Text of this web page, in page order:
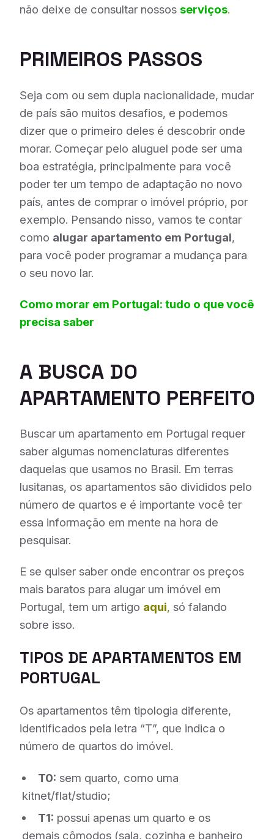
não deixe de consultar nossos serviços.
PRIMEIROS PASSOS
Seja com ou sem dupla nacionalidade, mudar
de país são muitos desafios, e podemos
dizer que o primeiro deles é descobrir onde
morar. Começar pelo aluguel pode ser uma
boa estratégia, principalmente para você
poder ter um tempo de adaptação no novo
país, antes de comprar o imóvel próprio, por
exemplo. Pensando nisso, vamos te contar
como alugar apartamento em Portugal,
para você poder programar a mudança para
o seu novo lar.
Como morar em Portugal: tudo o que você
precisa saber
A BUSCA DO
APARTAMENTO PERFEITO
Buscar um apartamento em Portugal requer
saber algumas nomenclaturas diferentes
daquelas que usamos no Brasil. Em terras
lusitanas, os apartamentos são divididos pelo
número de quartos e é importante você ter
essa informação em mente na hora de
pesquisar.
E se quiser saber onde encontrar os preços
mais baratos para alugar um imóvel em
Portugal, tem um artigo aqui, só falando
sobre isso.
TIPOS DE APARTAMENTOS EM
PORTUGAL
Os apartamentos têm tipologia diferente,
identificados pela letra “T”, que indica o
número de quartos do imóvel.
T0: sem quarto, como uma
kitnet/flat/studio;
T1: possui apenas um quarto e os
demais cômodos (sala, cozinha e banheiro